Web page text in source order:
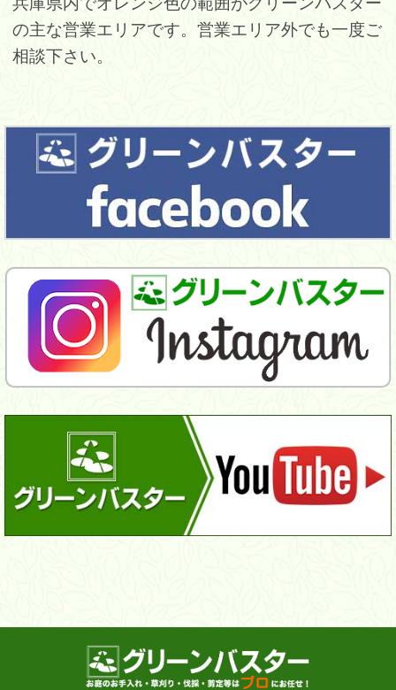
の主な営業エリアです。営業エリア外でも一度ご
相談下さい。